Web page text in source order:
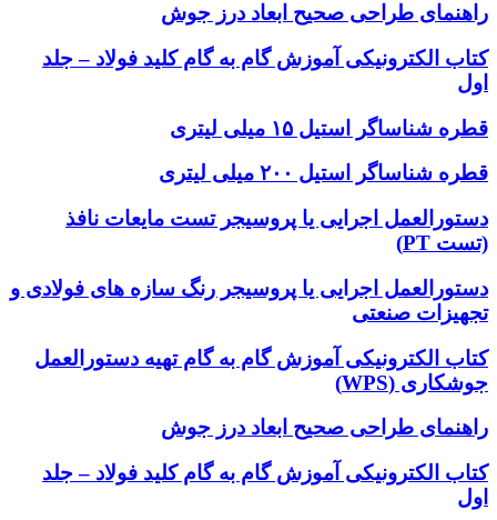
راهنمای طراحی صحیح ابعاد درز جوش
کتاب الکترونیکی آموزش گام به گام کلید فولاد – جلد
اول
قطره شناساگر استیل ۱۵ میلی لیتری
قطره شناساگر استیل ۲۰۰ میلی لیتری
دستورالعمل اجرایی یا پروسیجر تست مایعات نافذ
(تست PT)
دستورالعمل اجرایی یا پروسیجر رنگ سازه های فولادی و
تجهیزات صنعتی
کتاب الکترونیکی آموزش گام به گام تهیه دستورالعمل
جوشکاری (WPS)
راهنمای طراحی صحیح ابعاد درز جوش
کتاب الکترونیکی آموزش گام به گام کلید فولاد – جلد
اول